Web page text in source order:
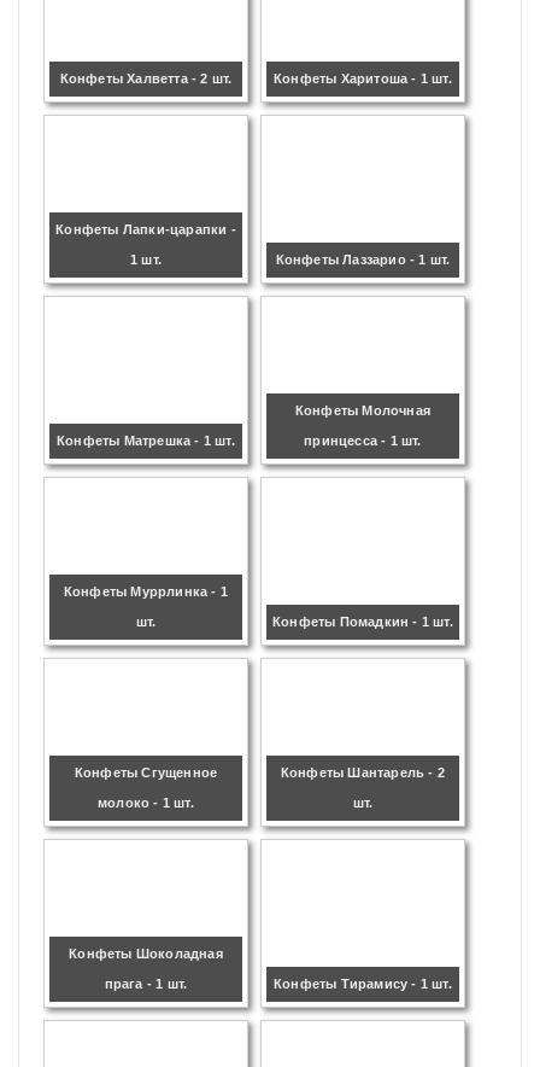
Конфеты Халветта - 2 шт. Конфеты Харитоша - 1 шт.
Конфеты Лапки-царапки -
1 шт. Конфеты Лаззарио - 1 шт.
Конфеты Матрешка - 1 шт.
Конфеты Молочная
принцесса - 1 шт.
Конфеты Муррлинка - 1
шт. Конфеты Помадкин - 1 шт.
Конфеты Сгущенное
молоко - 1 шт.
Конфеты Шантарель - 2
шт.
Конфеты Шоколадная
прага - 1 шт. Конфеты Тирамису - 1 шт.